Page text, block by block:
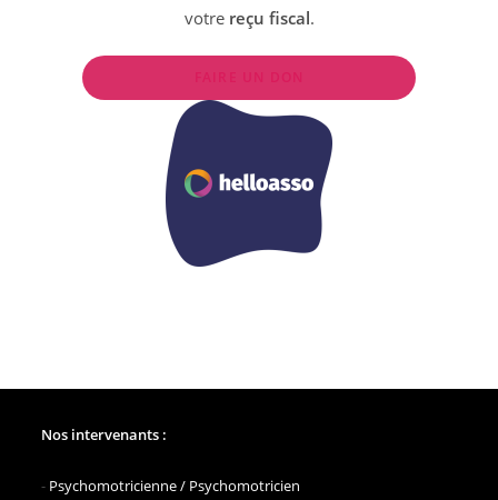
votre reçu fiscal.
Nos intervenants :
- Psychomotricienne / Psychomotricien